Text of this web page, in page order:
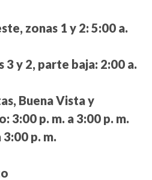
zonas 1 y 2: 5:00 a.
3 y 2, parte baja: 2:00 a.
Buena Vista y
3:00 p. m. a 3:00 p. m.
3:00 p. m.